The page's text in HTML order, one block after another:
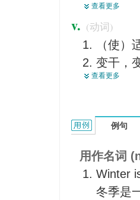
活动期
（水果
<口>季
回数票
雨季，
好时机
一时，
社交季
演出期
荟萃
查看更多
v. (动词)
（使）
变干，
加味于
使（木
（使）
晒干（
（使）
使适用
查看更多
season的用法和
例句
用作名词
Winter
冬季是